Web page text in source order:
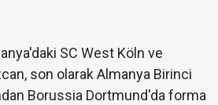
SC West Köln ve
son olarak Almanya Birinci
Borussia Dortmund'da forma